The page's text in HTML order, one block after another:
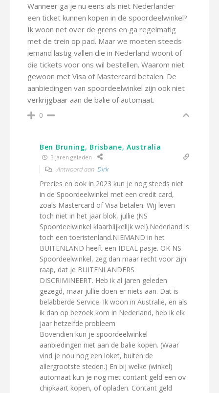
Wanneer ga je nu eens als niet Nederlander
een ticket kunnen kopen in de spoordeelwinkel?
Ik woon net over de grens en ga regelmatig
met de trein op pad. Maar we moeten steeds
iemand lastig vallen die in Nederland woont of
die tickets voor ons wil bestellen. Waarom niet
gewoon met Visa of Mastercard betalen. De
aanbiedingen van spoordeelwinkel zijn ook niet
verkrijgbaar aan de balie of automaat.
0
Ben Bruning, Brisbane, Australia
3 jaren geleden
Antwoord aan Dirk
Precies en ook in 2023 kun je nog steeds niet
in de Spoordeelwinkel met een credit card,
zoals Mastercard of Visa betalen. Wij leven
toch niet in het jaar blok, jullie (NS
Spoordeelwinkel klaarblijkelijk wel).Nederland is
toch een toeristenland.NIEMAND in het
BUITENLAND heeft een IDEAL pasje. OK NS
Spoordeelwinkel, zeg dan maar recht voor zijn
raap, dat je BUITENLANDERS
DISCRIMINEERT. Heb ik al jaren geleden
gezegd, maar jullie doen er niets aan. Dat is
belabberde Service. Ik woon in Australie, en als
ik dan op bezoek kom in Nederland, heb ik elk
jaar hetzelfde probleem
Bovendien kun je spoordeelwinkel
aanbiedingen niet aan de balie kopen. (Waar
vind je nou nog een loket, buiten de
allergrootste steden.) En bij welke (winkel)
automaat kun je nog met contant geld een ov
chipkaart kopen, of opladen. Contant geld